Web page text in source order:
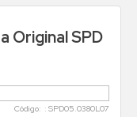
Original SPD
: SPD05.0380L07